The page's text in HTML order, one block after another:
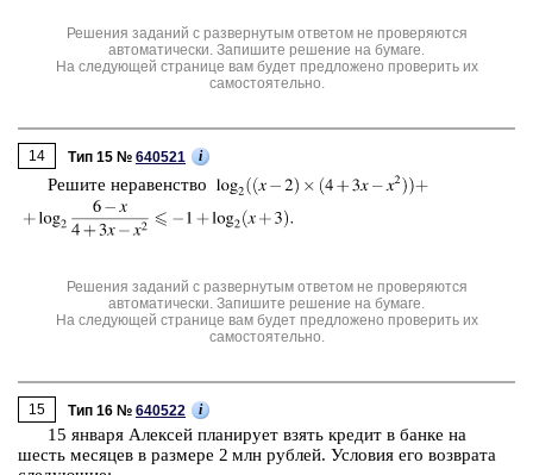
Решения заданий с развернутым ответом не проверяются
автоматически. Запишите решение на бумаге.
На следующей странице вам будет предложено проверить их
самостоятельно.
14 Тип 15 № 640521 i
Ре­ши­те не­ра­вен­ство
Решения заданий с развернутым ответом не проверяются
автоматически. Запишите решение на бумаге.
На следующей странице вам будет предложено проверить их
самостоятельно.
15 Тип 16 № 640522 i
15 ян­ва­ря Алек­сей пла­ни­ру­ет взять кре­дит в банке на
шесть ме­ся­цев в раз­ме­ре 2 млн руб­лей. Усло­вия его воз­вра­та